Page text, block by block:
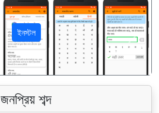
ইনস্টল
अगला
জনপ্রিয় শব্দ